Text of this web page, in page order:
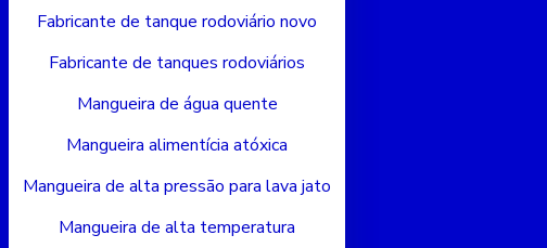
Fabricante de tanque rodoviário novo
Fabricante de tanques rodoviários
Mangueira de água quente
Mangueira alimentícia atóxica
Mangueira de alta pressão para lava jato
Mangueira de alta temperatura